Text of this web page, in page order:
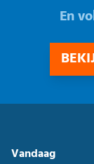
En
Vandaag